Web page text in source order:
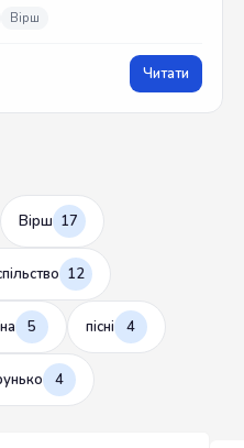
Вірш
Читати
Вірш 17
12
5 пісні 4
4